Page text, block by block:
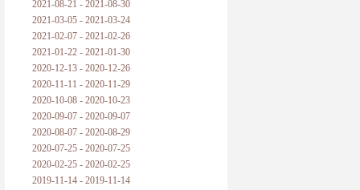
2021-08-21 - 2021-08-30
2021-03-05 - 2021-03-24
2021-02-07 - 2021-02-26
2021-01-22 - 2021-01-30
2020-12-13 - 2020-12-26
2020-11-11 - 2020-11-29
2020-10-08 - 2020-10-23
2020-09-07 - 2020-09-07
2020-08-07 - 2020-08-29
2020-07-25 - 2020-07-25
2020-02-25 - 2020-02-25
2019-11-14 - 2019-11-14